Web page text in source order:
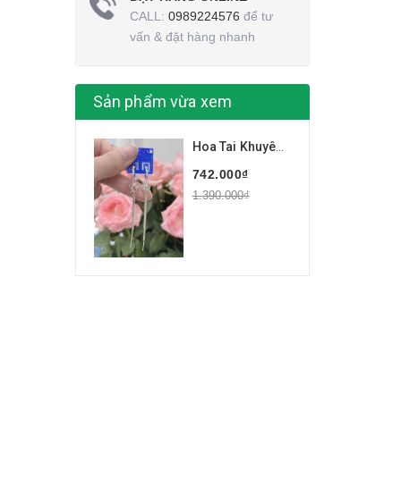
CALL: 0989224576 để tư
vấn & đặt hàng nhanh
Sản phẩm vừa xem
742.000₫
1.390.000₫